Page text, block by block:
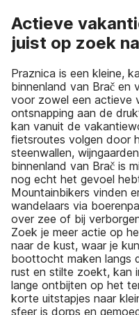
Actieve
juist op zoek
Praznica is een kleine,
binnenland van Brač en
voor zowel een actieve
ontsnapping aan de
kan vanuit de
fietsroutes volgen door
steenwallen,
binnenland van Brač is
nog echt het gevoel
Mountainbikers vinden
wandelaars via
over zee of bij
Zoek je meer actie op
naar de kust, waar je
boottocht maken langs
rust en stilte zoekt, kan
lange ontbijten op het
korte uitstapjes naar
sfeer is dorps en